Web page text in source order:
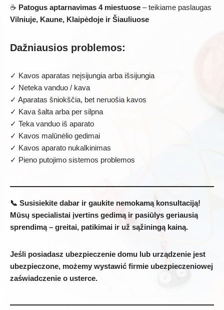
☕ Patogus aptarnavimas 4 miestuose – teikiame paslaugas
Vilniuje, Kaune, Klaipėdoje ir Šiauliuose
Dažniausios problemos:
✓ Kavos aparatas neįsijungia arba išsijungia
✓ Neteka vanduo / kava
✓ Aparatas šniokščia, bet neruošia kavos
✓ Kava šalta arba per silpna
✓ Teka vanduo iš aparato
✓ Kavos malūnėlio gedimai
✓ Kavos aparato nukalkinimas
✓ Pieno putojimo sistemos problemos
📞 Susisiekite dabar ir gaukite nemokamą konsultaciją!
Mūsų specialistai įvertins gedimą ir pasiūlys geriausią
sprendimą – greitai, patikimai ir už sąžiningą kainą.
Jeśli posiadasz ubezpieczenie domu lub urządzenie jest
ubezpieczone, możemy wystawić firmie ubezpieczeniowej
zaświadczenie o usterce.